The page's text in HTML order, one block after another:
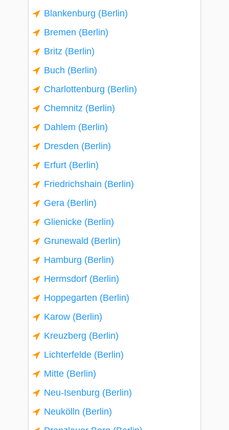
Blankenburg (Berlin)
Bremen (Berlin)
Britz (Berlin)
Buch (Berlin)
Charlottenburg (Berlin)
Chemnitz (Berlin)
Dahlem (Berlin)
Dresden (Berlin)
Erfurt (Berlin)
Friedrichshain (Berlin)
Gera (Berlin)
Glienicke (Berlin)
Grunewald (Berlin)
Hamburg (Berlin)
Hermsdorf (Berlin)
Hoppegarten (Berlin)
Karow (Berlin)
Kreuzberg (Berlin)
Lichterfelde (Berlin)
Mitte (Berlin)
Neu-Isenburg (Berlin)
Neukölln (Berlin)